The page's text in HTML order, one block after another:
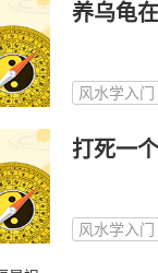
养乌龟
风水学入门
打死一
风水学入门